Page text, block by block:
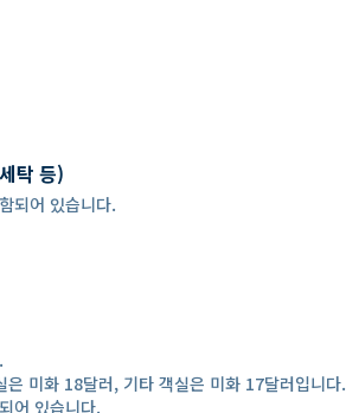
탁 등)
되어 있습니다.
미화 18달러, 기타 객실은 미화 17달러입니다.
어 있습니다.